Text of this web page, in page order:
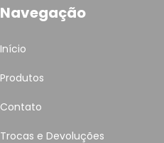
Navegação
Início
Produtos
Contato
Trocas e Devoluções